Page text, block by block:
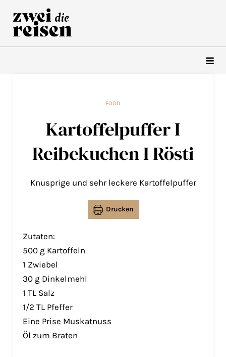
Inhalt
springen
FOOD
Kartoffelpuffer I
Reibekuchen I Rösti
Knusprige und sehr leckere Kartoffelpuffer
Drucken
Zutaten:
500 g Kartoffeln
1 Zwiebel
30 g Dinkelmehl
1 TL Salz
1/2 TL Pfeffer
Eine Prise Muskatnuss
Öl zum Braten